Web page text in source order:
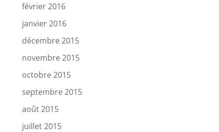
février 2016
janvier 2016
décembre 2015
novembre 2015
octobre 2015
septembre 2015
août 2015
juillet 2015